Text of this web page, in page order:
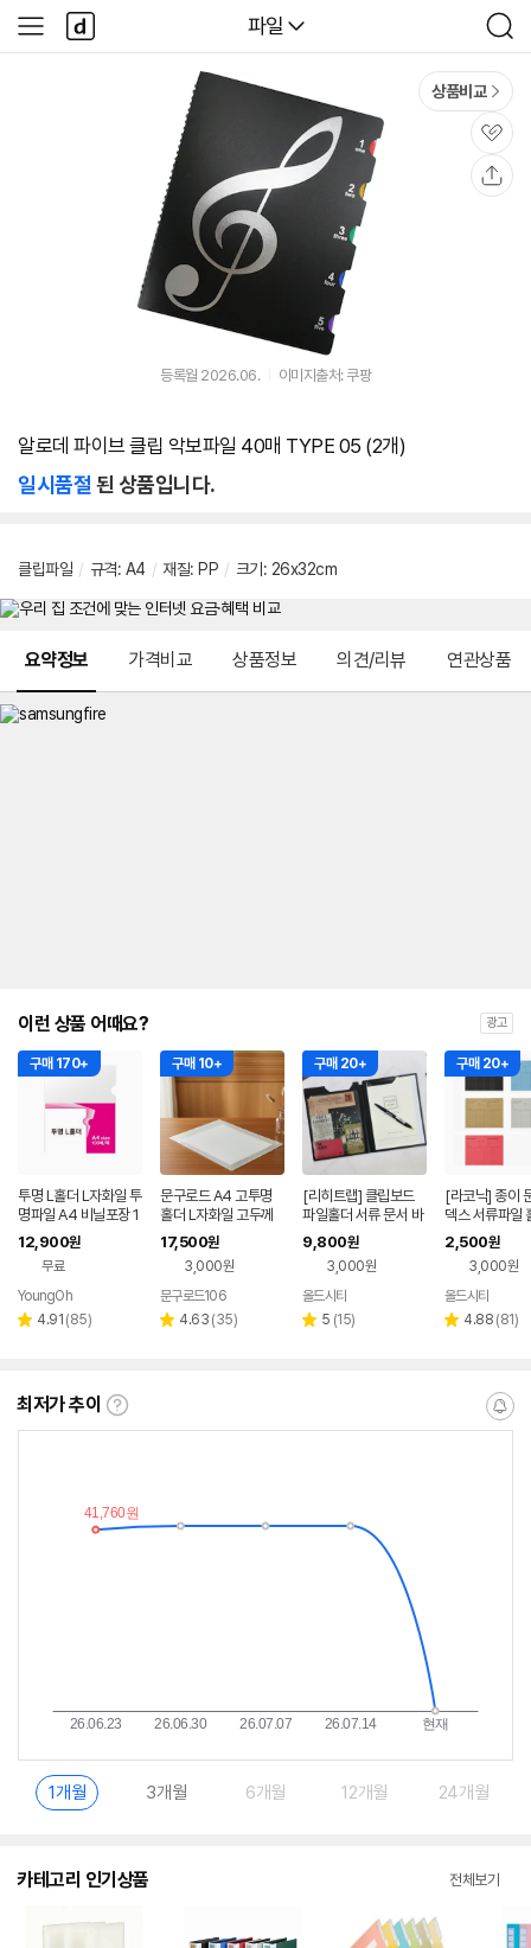
다나와
파일
검
색
사
이
다
나
와
상품비교
관
심
등록월 2026.06. 이미지출처: 쿠팡
알로데 파이브 클립 악보파일 40매 TYPE 05 (2개)
일시품절 된 상품입니다.
클립파일 / 규격: A4 / 재질: PP / 크기 : 26x32cm
요약정보 가격비교 상품정보 의견/리뷰 연관상품
이런 상품 어때요? 광고
구매 170+
투명 L홀더 L자화일 투
명파일 A4 비닐포장 1
00매
12,900원
무료
YoungOh
별 4.91 리
(85)
구매 10+
문구로드 A4 고투명
홀더 L자화일 고두께
0.33T 50매
17,500원
3,000원
문구로드106
별 4.63 리
(35)
구매 20+
[리히트랩] 클립보드
파일홀더 서류 문서 바
인더 A5
9,800원
3,000원
올드시티
별 5 리
(15)
구매 20+
[라코닉] 종이
덱스 서류파일
5
2,500원
3,000원
올드시티
별 4.88 리
(81)
최저가 추이
최
이
란?
알
1개월 3개월 6개월 12개월 24개월
카테고리 인기상품 전체보기